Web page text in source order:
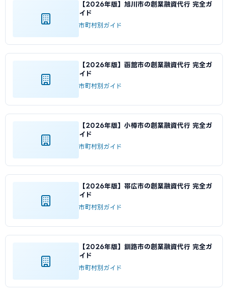
【2026年版】旭川市の創業融資代行 完全ガ
イド
市町村別ガイド
【2026年版】函館市の創業融資代行 完全ガ
イド
市町村別ガイド
【2026年版】小樽市の創業融資代行 完全ガ
イド
市町村別ガイド
【2026年版】帯広市の創業融資代行 完全ガ
イド
市町村別ガイド
【2026年版】釧路市の創業融資代行 完全ガ
イド
市町村別ガイド